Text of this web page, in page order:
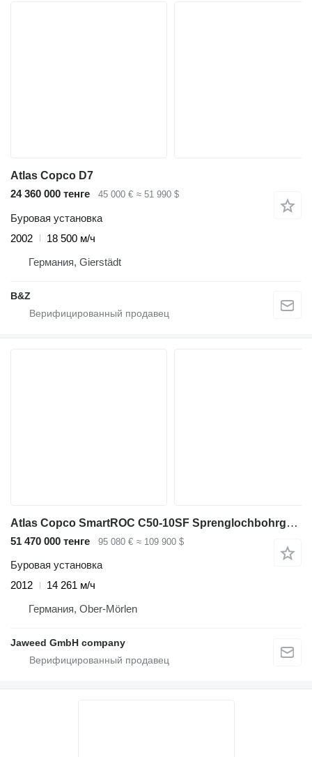
Atlas Copco D7
24 360 000 тенге
45 000 € ≈ 51 990 $
Буровая установка
2002
18 500 м/ч
Германия, Gierstädt
B&Z
Atlas Copco SmartROC C50-10SF Sprenglochbohrgerät
51 470 000 тенге 95 080 € ≈ 109 900 $
Буровая установка
2012
14 261 м/ч
Германия, Ober-Mörlen
Jaweed GmbH company